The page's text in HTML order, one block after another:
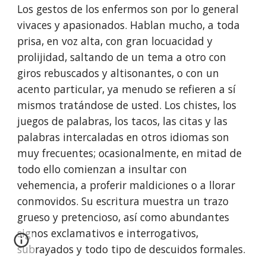
Los gestos de los enfermos son por lo general
vivaces y apasionados. Hablan mucho, a toda
prisa, en voz alta, con gran locuacidad y
prolijidad, saltando de un tema a otro con
giros rebuscados y altisonantes, o con un
acento par­ticular, ya menudo se refieren a sí
mismos tratándose de usted. Los chistes, los
juegos de palabras, los tacos, las citas y las
palabras intercaladas en otros idiomas son
muy frecuentes; ocasionalmente, en mitad de
todo ello comienzan a insultar con
vehemencia, a proferir maldiciones o a llorar
conmovidos. Su escritura muestra un trazo
grueso y pretencioso, así como abundantes
signos exclamativos e interrogativos,
subrayados y todo tipo de descuidos formales.